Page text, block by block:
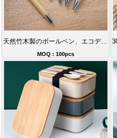
天然竹木製のボールペン、エコデザインで商標印刷可能。
MOQ : 100pcs